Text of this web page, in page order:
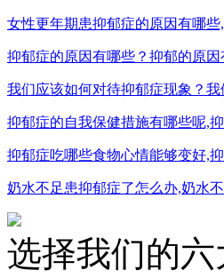
女性更年期患抑郁症的原因有哪
抑郁症的原因有哪些？抑郁的原因
我们应该如何对待抑郁症现象？
抑郁症的自我保健措施有哪些呢,
抑郁症吃哪些食物心情能够变好,
奶水不足患抑郁症了怎么办,奶水
选择我们的六